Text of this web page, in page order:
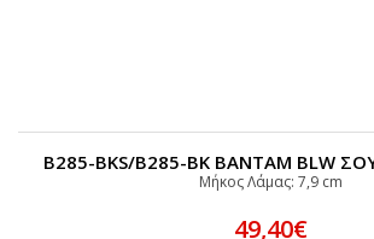
B285-BKS/B285-BK BANTAM BLW
Μήκος Λάμας: 7,9 cm
49,40€